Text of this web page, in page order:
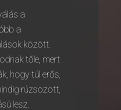
a
a
között.
tőle, mert
hogy túl erős,
rúzsozott,
lesz.